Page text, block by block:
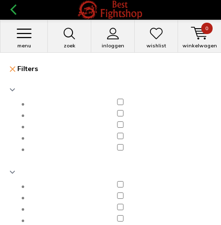
zoek inloggen
menu wishlist winkelwagen
0
Filters